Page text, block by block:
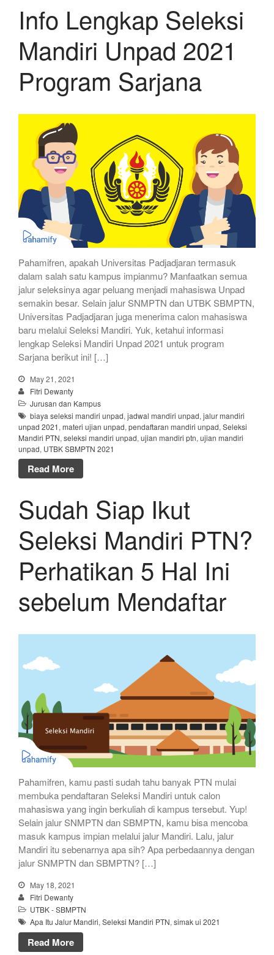
Info Lengkap Seleksi
Mandiri Unpad 2021
Program Sarjana
Pahamifren, apakah Universitas Padjadjaran termasuk
dalam salah satu kampus impianmu? Manfaatkan semua
jalur seleksinya agar peluang menjadi mahasiswa Unpad
semakin besar. Selain jalur SNMPTN dan UTBK SBMPTN,
Universitas Padjadjaran juga menerima calon mahasiswa
baru melalui Seleksi Mandiri. Yuk, ketahui informasi
lengkap Seleksi Mandiri Unpad 2021 untuk program
Sarjana berikut ini! […]
May 21, 2021
Fitri Dewanty
Jurusan dan Kampus
biaya seleksi mandiri unpad, jadwal mandiri unpad, jalur mandiri
unpad 2021, materi ujian unpad, pendaftaran mandiri unpad, Seleksi
Mandiri PTN, seleksi mandiri unpad, ujian mandiri ptn, ujian mandiri
unpad, UTBK SBMPTN 2021
Read More
Sudah Siap Ikut
Seleksi Mandiri PTN?
Perhatikan 5 Hal Ini
sebelum Mendaftar
Pahamifren, kamu pasti sudah tahu banyak PTN mulai
membuka pendaftaran Seleksi Mandiri untuk calon
mahasiswa yang ingin berkuliah di kampus tersebut. Yup!
Selain jalur SNMPTN dan SBMPTN, kamu bisa mencoba
masuk kampus impian melalui jalur Mandiri. Lalu, jalur
Mandiri itu sebenarnya apa sih? Apa perbedaannya dengan
jalur SNMPTN dan SBMPTN? […]
May 18, 2021
Fitri Dewanty
UTBK - SBMPTN
Apa Itu Jalur Mandiri, Seleksi Mandiri PTN, simak ui 2021
Read More